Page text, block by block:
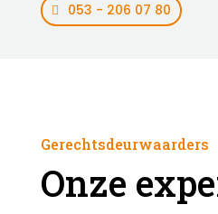
053 - 206 07 80
Gerechtsdeurwaarders
Onze